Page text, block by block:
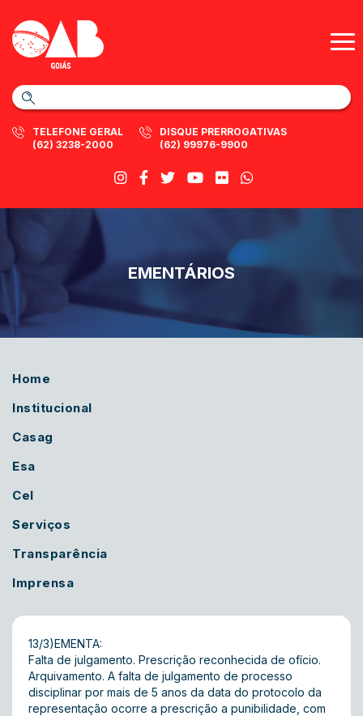
TELEFONE GERAL
(62) 3238-2000
DISQUE PRERROGATIVAS
(62) 99976-9900
EMENTÁRIOS
Home
Institucional
Casag
Esa
Cel
Serviços
Transparência
Imprensa
13/3)EMENTA:
Falta de julgamento. Prescrição reconhecida de ofício.
Arquivamento. A falta de julgamento de processo
disciplinar por mais de 5 anos da data do protocolo da
representação ocorre a prescrição a punibilidade, com